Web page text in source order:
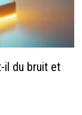
il du bruit et